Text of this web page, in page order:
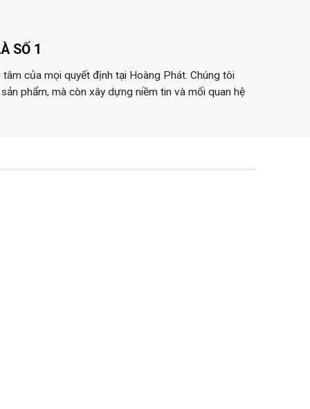
SỐ 1
của mọi quyết định tại Hoàng Phát. Chúng tôi
phẩm, mà còn xây dựng niềm tin và mối quan hệ